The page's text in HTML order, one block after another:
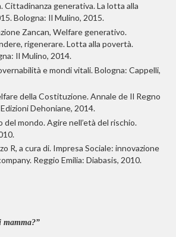
Cittadinanza generativa. La lotta alla
Bologna: Il Mulino, 2015.
Zancan, Welfare generativo.
rigenerare. Lotta alla povertà.
Il Mulino, 2014.
e mondi vitali. Bologna: Cappelli,
della Costituzione. Annale de Il Regno
Dehoniane, 2014.
del mondo. Agire nell’età del rischio.
R, a cura di. Impresa Sociale: innovazione
Reggio Emilia: Diabasis, 2010.
mamma?”